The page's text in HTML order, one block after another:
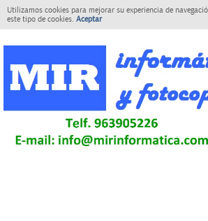
Utilizamos cookies para mejorar su experiencia de
este tipo de cookies. Aceptar